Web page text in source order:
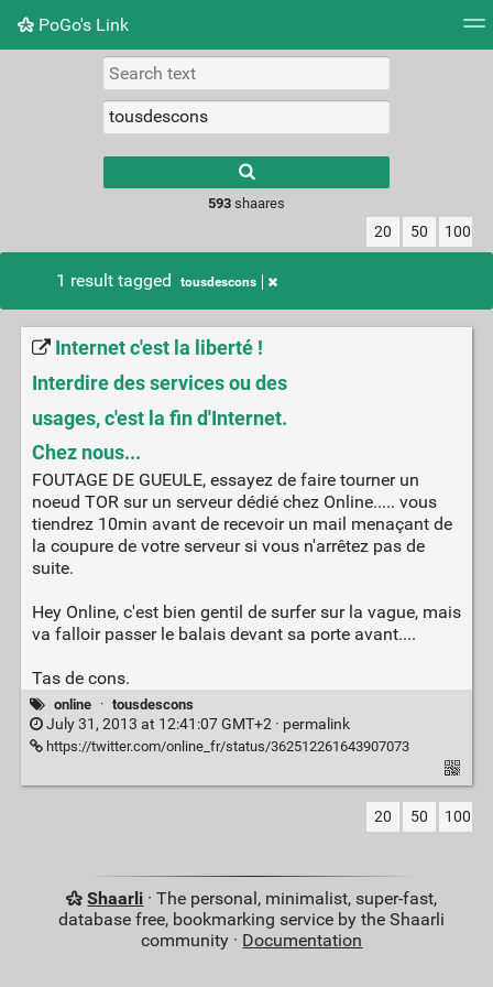
PoGo's Link
Picture wall
results.
593shaares
20 50 100
1 result tagged tousdescons
Internet c'est la liberté !
Interdire des services ou des
usages, c'est la fin d'Internet.
Chez nous...
FOUTAGE DE GUEULE, essayez de faire tourner un
noeud TOR sur un serveur dédié chez Online..... vous
tiendrez 10min avant de recevoir un mail menaçant de
la coupure de votre serveur si vous n'arrêtez pas de
suite.
Hey Online, c'est bien gentil de surfer sur la vague, mais
va falloir passer le balais devant sa porte avant....
Tas de cons.
online · tousdescons
July 31, 2013 at 12:41:07 GMT+2 · permalink
https://twitter.com/online_fr/status/362512261643907073
20 50 100
Shaarli · The personal, minimalist, super-fast,
database free, bookmarking service by the Shaarli
community · Documentation